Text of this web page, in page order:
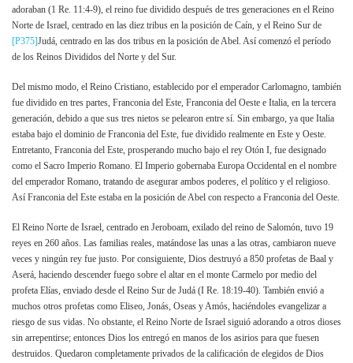
adoraban (1 Re. 11:4-9), el reino fue dividido después de tres generaciones en el Reino
Norte de Israel, centrado en las diez tribus en la posición de Caín, y el Reino Sur de
[P375]Judá, centrado en las dos tribus en la posición de Abel. Así comenzó el período
de los Reinos Divididos del Norte y del Sur.
Del mismo modo, el Reino Cristiano, establecido por el emperador Carlomagno, también
fue dividido en tres partes, Franconia del Este, Franconia del Oeste e Italia, en la tercera
generación, debido a que sus tres nietos se pelearon entre sí. Sin embargo, ya que Italia
estaba bajo el dominio de Franconia del Este, fue dividido realmente en Este y Oeste.
Entretanto, Franconia del Este, prosperando mucho bajo el rey Otón I, fue designado
como el Sacro Imperio Romano. El Imperio gobernaba Europa Occidental en el nombre
del emperador Romano, tratando de asegurar ambos poderes, el político y el religioso.
Así Franconia del Este estaba en la posición de Abel con respecto a Franconia del Oeste.
El Reino Norte de Israel, centrado en Jeroboam, exilado del reino de Salomón, tuvo 19
reyes en 260 años. Las familias reales, matándose las unas a las otras, cambiaron nueve
veces y ningún rey fue justo. Por consiguiente, Dios destruyó a 850 profetas de Baal y
Aserá, haciendo descender fuego sobre el altar en el monte Carmelo por medio del
profeta Elías, enviado desde el Reino Sur de Judá (I Re. 18:19-40). También envió a
muchos otros profetas como Eliseo, Jonás, Oseas y Amós, haciéndoles evangelizar a
riesgo de sus vidas. No obstante, el Reino Norte de Israel siguió adorando a otros dioses
sin arrepentirse; entonces Dios los entregó en manos de los asirios para que fuesen
destruidos. Quedaron completamente privados de la calificación de elegidos de Dios